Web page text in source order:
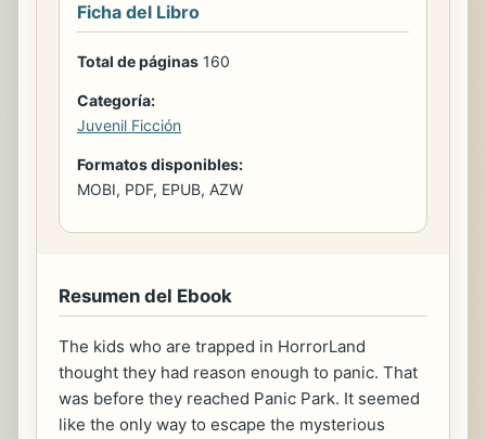
Ficha del Libro
Total de páginas 160
Categoría:
Juvenil Ficción
Formatos disponibles:
MOBI, PDF, EPUB, AZW
Resumen del Ebook
The kids who are trapped in HorrorLand
thought they had reason enough to panic. That
was before they reached Panic Park. It seemed
like the only way to escape the mysterious